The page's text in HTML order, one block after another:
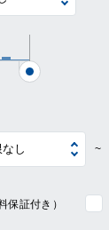
~
保証付き）